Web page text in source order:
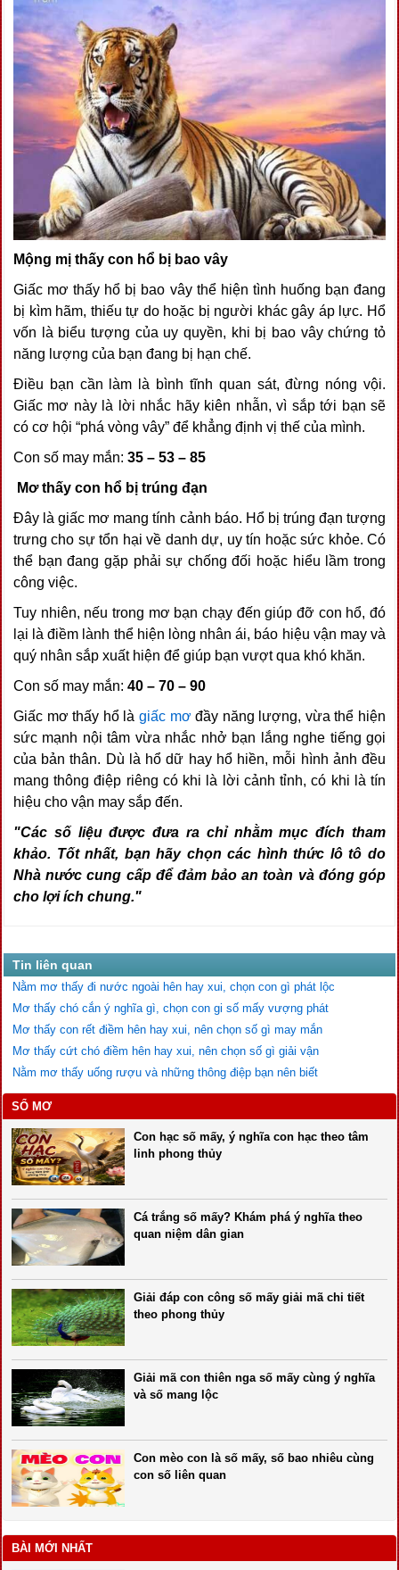
Mộng mị thấy con hổ bị bao vây
Giấc mơ thấy hổ bị bao vây thể hiện tình huống bạn đang
bị kìm hãm, thiếu tự do hoặc bị người khác gây áp lực. Hổ
vốn là biểu tượng của uy quyền, khi bị bao vây chứng tỏ
năng lượng của bạn đang bị hạn chế.
Điều bạn cần làm là bình tĩnh quan sát, đừng nóng vội.
Giấc mơ này là lời nhắc hãy kiên nhẫn, vì sắp tới bạn sẽ
có cơ hội “phá vòng vây” để khẳng định vị thế của mình.
Con số may mắn: 35 – 53 – 85
Mơ thấy con hổ bị trúng đạn
Đây là giấc mơ mang tính cảnh báo. Hổ bị trúng đạn tượng
trưng cho sự tổn hại về danh dự, uy tín hoặc sức khỏe. Có
thể bạn đang gặp phải sự chống đối hoặc hiểu lầm trong
công việc.
Tuy nhiên, nếu trong mơ bạn chạy đến giúp đỡ con hổ, đó
lại là điềm lành thể hiện lòng nhân ái, báo hiệu vận may và
quý nhân sắp xuất hiện để giúp bạn vượt qua khó khăn.
Con số may mắn: 40 – 70 – 90
Giấc mơ thấy hổ là giấc mơ đầy năng lượng, vừa thể hiện
sức mạnh nội tâm vừa nhắc nhở bạn lắng nghe tiếng gọi
của bản thân. Dù là hổ dữ hay hổ hiền, mỗi hình ảnh đều
mang thông điệp riêng có khi là lời cảnh tỉnh, có khi là tín
hiệu cho vận may sắp đến.
"Các số liệu được đưa ra chỉ nhằm mục đích tham
khảo. Tốt nhất, bạn hãy chọn các hình thức lô tô do
Nhà nước cung cấp để đảm bảo an toàn và đóng góp
cho lợi ích chung."
Tin liên quan
Nằm mơ thấy đi nước ngoài hên hay xui, chọn con gì phát lộc
Mơ thấy chó cắn ý nghĩa gì, chọn con gi số mấy vượng phát
Mơ thấy con rết điềm hên hay xui, nên chọn số gì may mắn
Mơ thấy cứt chó điềm hên hay xui, nên chọn số gì giải vận
Nằm mơ thấy uống rượu và những thông điệp bạn nên biết
SỔ MƠ
Con hạc số mấy, ý nghĩa con hạc theo tâm
linh phong thủy
Cá trắng số mấy? Khám phá ý nghĩa theo
quan niệm dân gian
Giải đáp con công số mấy giải mã chi tiết
theo phong thủy
Giải mã con thiên nga số mấy cùng ý nghĩa
và số mang lộc
Con mèo con là số mấy, số bao nhiêu cùng
con số liên quan
BÀI MỚI NHẤT